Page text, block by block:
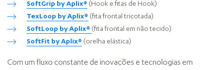
SoftGrip by Aplix® (Hook e fitas de Hook)
TexLoop by Aplix® (fita frontal tricotada)
SoftLoop by Aplix® (fita frontal em não tecido)
SoftFit by Aplix® (orelha elástica)
Com um fluxo constante de inovações e tecnologias em